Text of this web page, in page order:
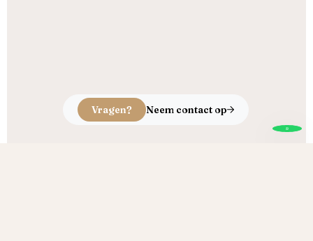
Vragen? Neem contact op